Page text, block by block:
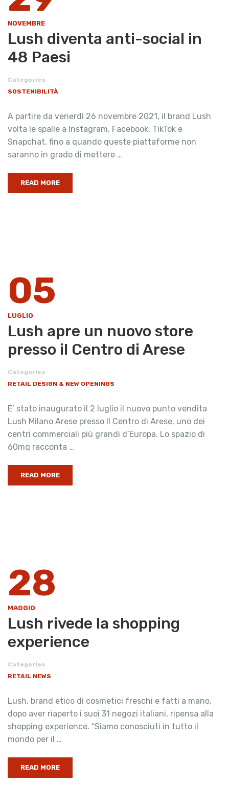
NOVEMBRE
Lush diventa anti-social in
48 Paesi
Categories
SOSTENIBILITÀ
A partire da venerdì 26 novembre 2021, il brand Lush
volta le spalle a Instagram, Facebook, TikTok e
Snapchat, fino a quando queste piattaforme non
saranno in grado di mettere …
READ MORE
05
LUGLIO
​Lush apre un nuovo store
presso il Centro di Arese
Categories
RETAIL DESIGN & NEW OPENINGS
E’ stato inaugurato il 2 luglio il nuovo punto vendita
Lush Milano Arese presso Il Centro di Arese, uno dei
centri commerciali più grandi d’Europa. Lo spazio di
60mq racconta …
READ MORE
28
MAGGIO
Lush rivede la shopping
experience
Categories
RETAIL NEWS
Lush, brand etico di cosmetici freschi e fatti a mano,
dopo aver riaperto i suoi 31 negozi italiani, ripensa alla
shopping experience. “Siamo conosciuti in tutto il
mondo per il …
READ MORE